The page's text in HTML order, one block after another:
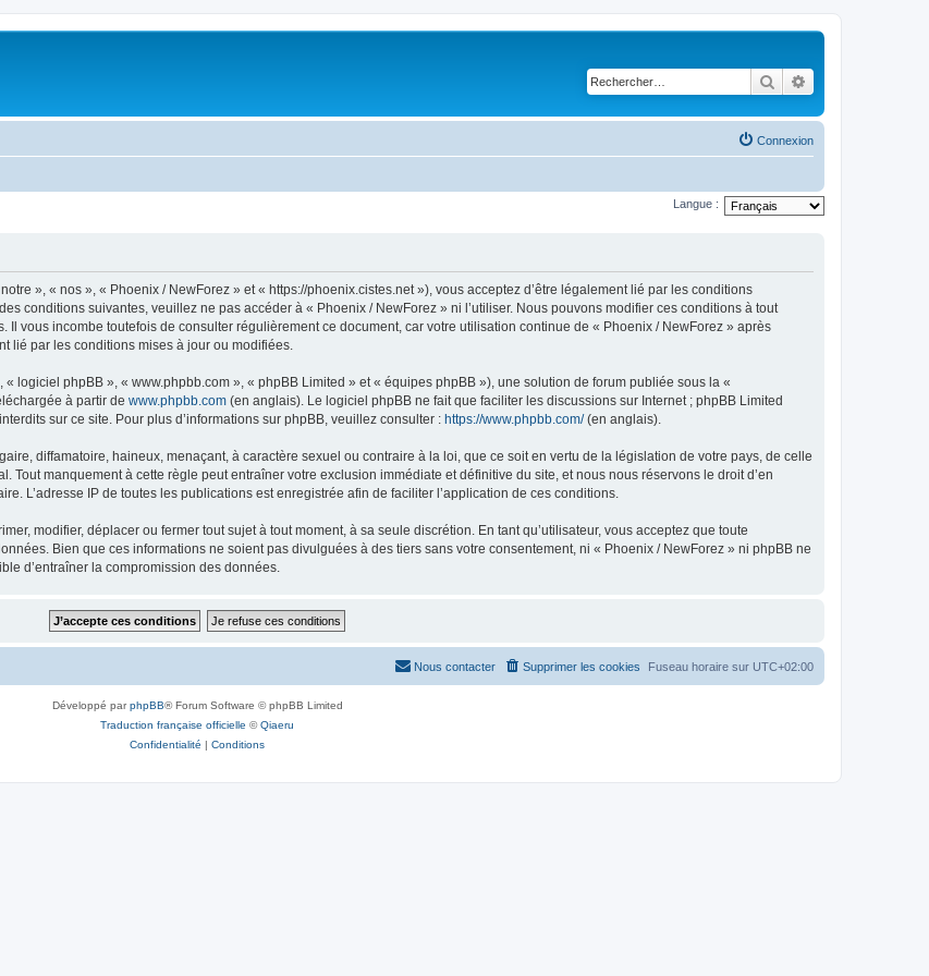
Rechercher
Connexion
Langue :
», « nos », « Phoenix / NewForez » et « https://phoenix.cistes.net »), vous acceptez d’être légalement lié par les conditions
conditions suivantes, veuillez ne pas accéder à « Phoenix / NewForez » ni l’utiliser. Nous pouvons modifier ces conditions à tout
vous incombe toutefois de consulter régulièrement ce document, car votre utilisation continue de « Phoenix / NewForez » après
lié par les conditions mises à jour ou modifiées.
logiciel phpBB », « www.phpbb.com », « phpBB Limited » et « équipes phpBB »), une solution de forum publiée sous la «
à partir de www.phpbb.com (en anglais). Le logiciel phpBB ne fait que faciliter les discussions sur Internet ; phpBB Limited
sur ce site. Pour plus d’informations sur phpBB, veuillez consulter : https://www.phpbb.com/(en anglais).
diffamatoire, haineux, menaçant, à caractère sexuel ou contraire à la loi, que ce soit en vertu de la législation de votre pays, de celle
manquement à cette règle peut entraîner votre exclusion immédiate et définitive du site, et nous nous réservons le droit d’en
L’adresse IP de toutes les publications est enregistrée afin de faciliter l’application de ces conditions.
modifier, déplacer ou fermer tout sujet à tout moment, à sa seule discrétion. En tant qu’utilisateur, vous acceptez que toute
Bien que ces informations ne soient pas divulguées à des tiers sans votre consentement, ni « Phoenix / NewForez » ni phpBB ne
d’entraîner la compromission des données.
Fuseau horaire sur UTC+02:00
Supprimer les cookies
Nous contacter
Développé parphpBB® Forum Software © phpBB Limited
Traduction française officielle ©Qiaeru
Confidentialité | Conditions